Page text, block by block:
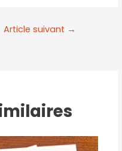
Article suivant →